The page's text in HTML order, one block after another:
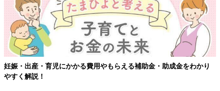
妊娠・出産・育児にかかる費用やもらえる補助金・助成金をわかり
やすく解説！